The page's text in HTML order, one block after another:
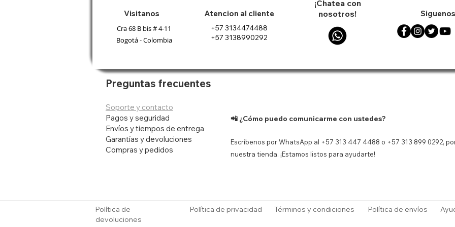
13'' A1322 A1278
09/2010/2011/2012
Precio de oferta
$ 187.425
Agregar al carrito
Precio
$ 119.900Precio de oferta
$ 80.333
1500 ml
Precio
$
Inalámbricos Bluetooth In Ear
Tws Rz-b11
Agotado
Agotado
Agotado
Visitanos
Cra 68 B bis # 4-11
Bogotá - Colombia
Atencion al cliente
+57 3134474488
+57 3138990292
¡Chatea con
nosotros!
Preguntas frecuentes
Soporte y contacto
Pagos y seguridad
Envíos y tiempos de entrega
Garantías y devoluciones
Compras y pedidos
📲 ¿Cómo puedo comunicarme con ustedes?
Escríbenos por WhatsApp al +57 313 447 4488 o +57 313 899 0292,
nuestra tienda. ¡Estamos listos para ayudarte!
Política de
devoluciones
Política de privacidad Términos y condiciones Política de envíos